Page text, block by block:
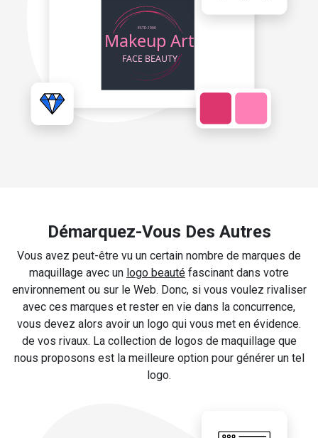
Démarquez-Vous Des Autres
Vous avez peut-être vu un certain nombre de marques de
maquillage avec un logo beauté fascinant dans votre
environnement ou sur le Web. Donc, si vous voulez rivaliser
avec ces marques et rester en vie dans la concurrence,
vous devez alors avoir un logo qui vous met en évidence.
de vos rivaux. La collection de logos de maquillage que
nous proposons est la meilleure option pour générer un tel
logo.